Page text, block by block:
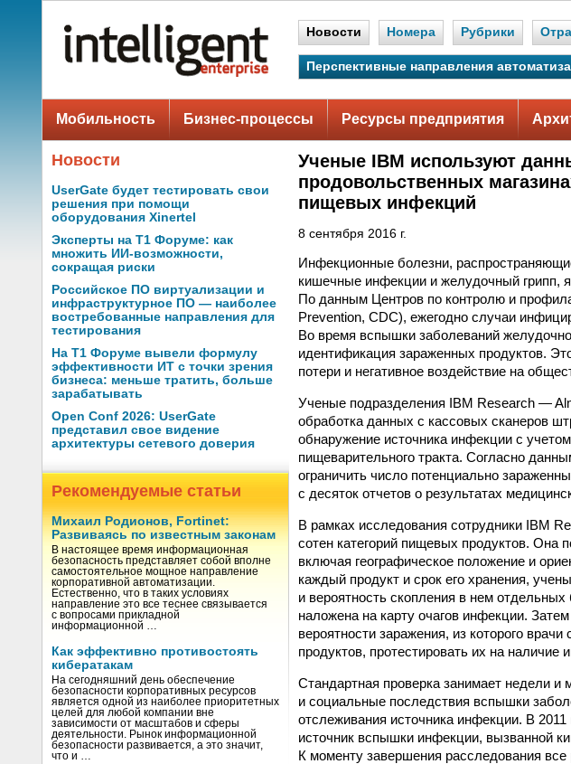
Новости Номера Рубрики
Перспективные направления
Мобильность Бизнес-процессы Ресурсы предприятия
Новости
UserGate будет тестировать свои
решения при помощи
оборудования Xinertel
Эксперты на Т1 Форуме: как
множить ИИ-возможности,
сокращая риски
Российское ПО виртуализации и
инфраструктурное ПО — наиболее
востребованные направления для
тестирования
На Т1 Форуме вывели формулу
эффективности ИТ с точки зрения
бизнеса: меньше тратить, больше
зарабатывать
Open Conf 2026: UserGate
представил свое видение
архитектуры сетевого доверия
Рекомендуемые статьи
Михаил Родионов, Fortinet:
Развиваясь по известным законам
В настоящее время информационная
безопасность представляет собой вполне
самостоятельное мощное направление
корпоративной автоматизации.
Естественно, что в таких условиях
направление это все теснее связывается
с вопросами прикладной
информационной …
Как эффективно противостоять
кибератакам
На сегодняшний день обеспечение
безопасности корпоративных ресурсов
является одной из наиболее приоритетных
целей для любой компании вне
зависимости от масштабов и сферы
деятельности. Рынок информационной
безопасности развивается, а это значит,
что и …
Ученые IBM используют
продовольственных
пищевых инфекций
8 сентября 2016 г.
Инфекционные болезни,
кишечные инфекции и желудочный грипп,
По данным Центров по контролю и
Prevention, CDC), ежегодно случаи
Во время вспышки заболеваний
идентификация зараженных продуктов.
потери и негативное воздействие на
Ученые подразделения IBM Research —
обработка данных с кассовых сканеров
обнаружение источника инфекции с
пищеварительного тракта. Согласно
ограничить число потенциально
с десяток отчетов о результатах
В рамках исследования сотрудники IBM
сотен категорий пищевых продуктов. Она
включая географическое положение и
каждый продукт и срок его хранения,
и вероятность скопления в нем
наложена на карту очагов инфекции.
вероятности заражения, из которого
продуктов, протестировать их на
Стандартная проверка занимает недели
и социальные последствия вспышки
отслеживания источника инфекции. В
источник вспышки инфекции, вызванной
К моменту завершения расследования